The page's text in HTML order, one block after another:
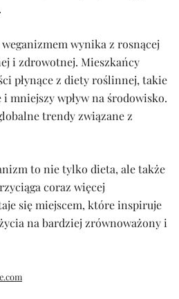
wynika z rosnącej
i zdrowotnej. Mieszkańcy
płynące z diety roślinnej, takie
mniejszy wpływ na środowisko.
trendy związane z
to nie tylko dieta, ale także
coraz więcej
się miejscem, które inspiruje
na bardziej zrównoważony i